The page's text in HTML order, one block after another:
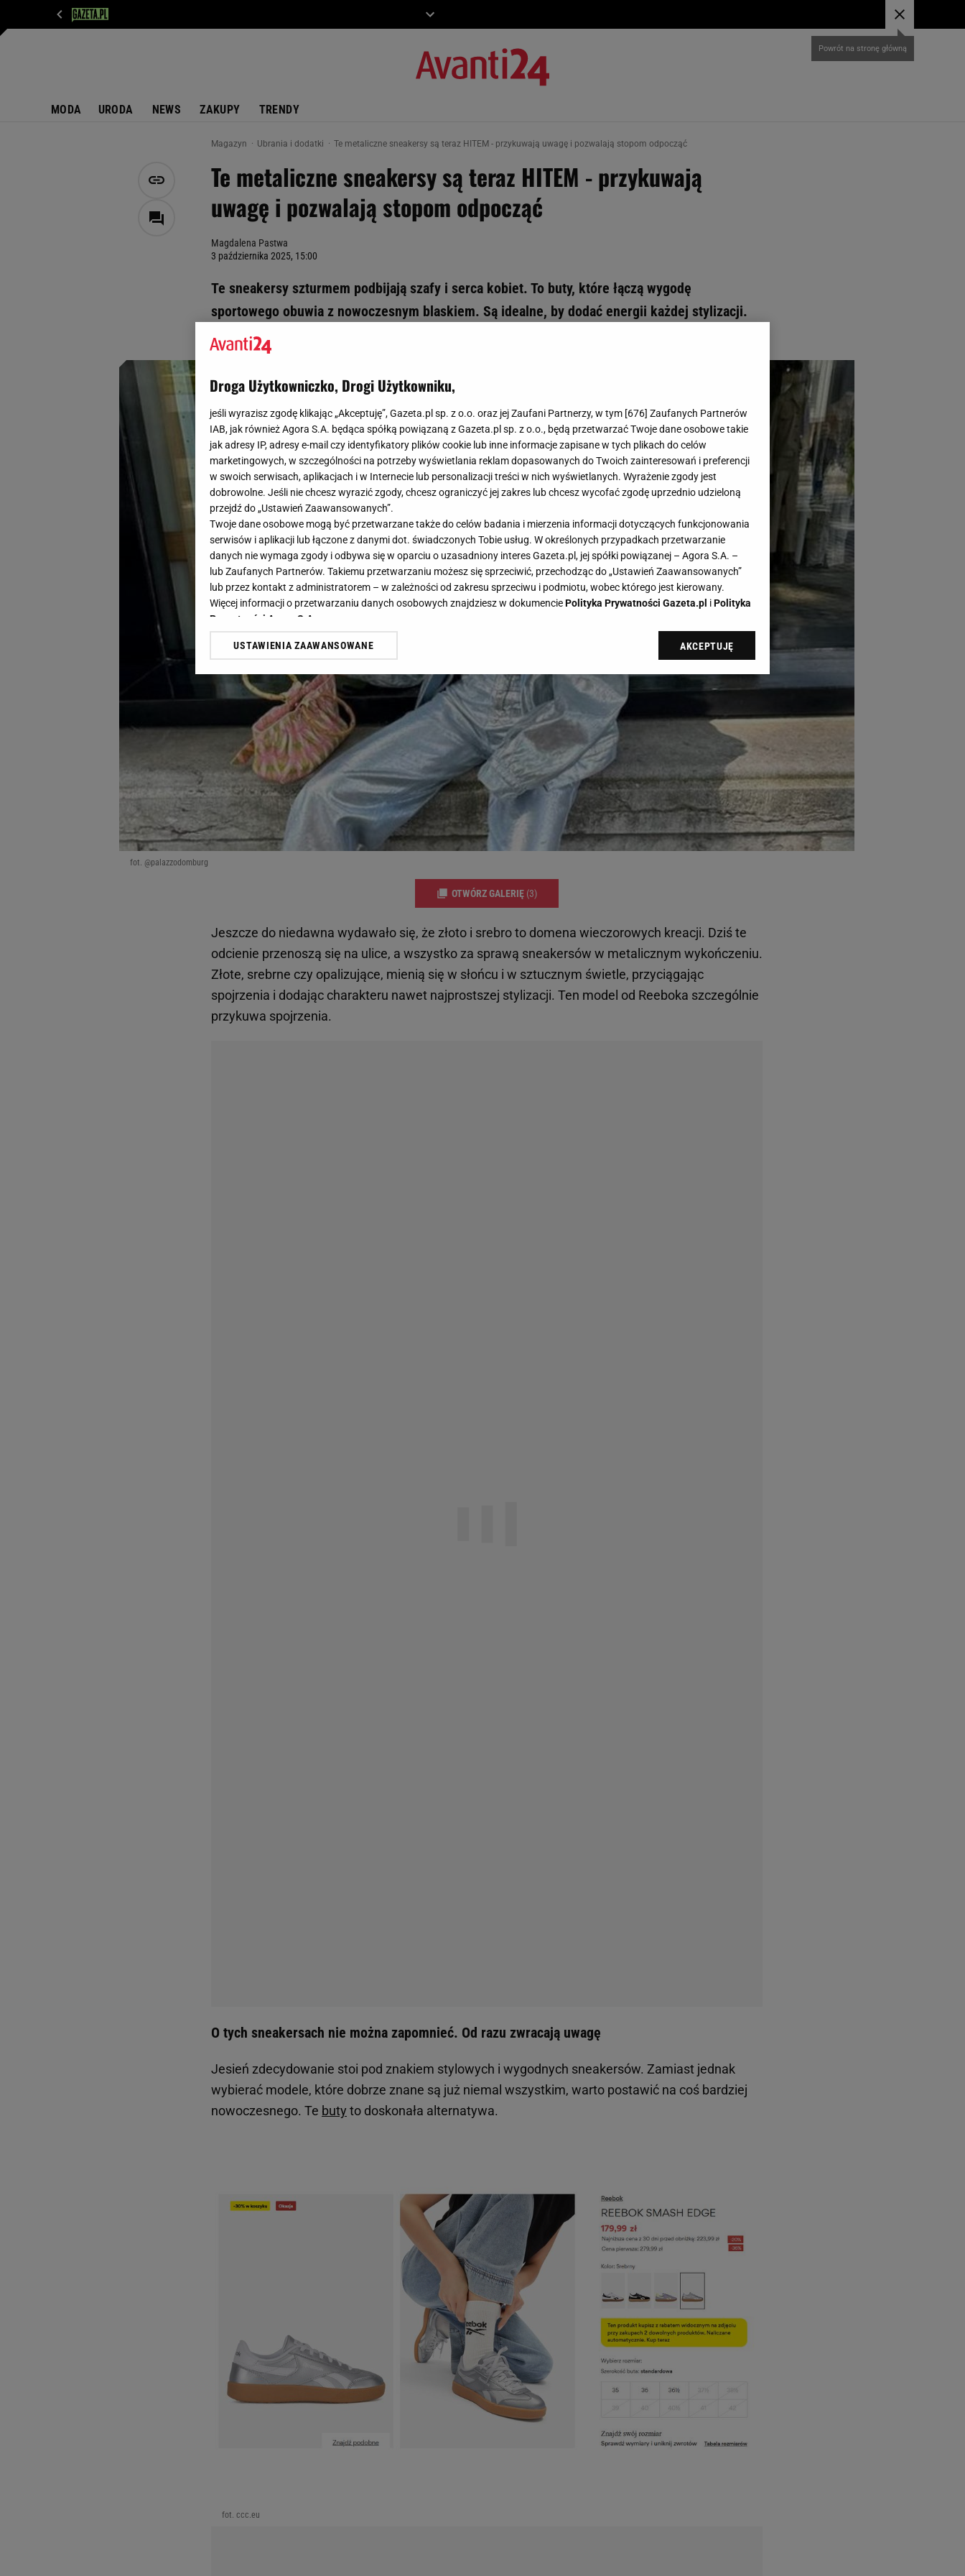
MODA URODA NEWS ZAKUPY TRENDY
Magazyn Ubrania i dodatki Te metaliczne sneakersy są teraz HITEM - przykuwają uwagę i pozwalają stopom odpocząć
Te metaliczne sneakersy są teraz HITEM - przykuwają
uwagę i pozwalają stopom odpocząć
Magdalena Pastwa
3 października 2025, 15:00
Te sneakersy szturmem podbijają szafy i serca kobiet. To buty, które łączą wygodę
sportowego obuwia z nowoczesnym blaskiem. Są idealne, by dodać energii każdej stylizacji.
Nie tylko wyglądają obłędnie, ale też pozwalają stopom odpocząć.
fot. @palazzodomburg
OTWÓRZ GALERIĘ (3)
Jeszcze do niedawna wydawało się, że złoto i srebro to domena wieczorowych kreacji. Dziś te
odcienie przenoszą się na ulice, a wszystko za sprawą sneakersów w metalicznym wykończeniu.
Złote, srebrne czy opalizujące, mienią się w słońcu i w sztucznym świetle, przyciągając
spojrzenia i dodając charakteru nawet najprostszej stylizacji. Ten model od Reeboka szczególnie
przykuwa spojrzenia.
O tych sneakersach nie można zapomnieć. Od razu zwracają uwagę
Jesień zdecydowanie stoi pod znakiem stylowych i wygodnych sneakersów. Zamiast jednak
wybierać modele, które dobrze znane są już niemal wszystkim, warto postawić na coś bardziej
nowoczesnego. Te buty to doskonała alternatywa.
fot. ccc.eu
Droga Użytkowniczko, Drogi Użytkowniku,
jeśli wyrazisz zgodę klikając „Akceptuję”, Gazeta.pl sp. z o.o. oraz jej Zaufani Partnerzy, w tym [676] Zaufanych Partnerów
IAB, jak również Agora S.A. będąca spółką powiązaną z Gazeta.pl sp. z o.o., będą przetwarzać Twoje dane osobowe takie
jak adresy IP, adresy e-mail czy identyfikatory plików cookie lub inne informacje zapisane w tych plikach do celów
marketingowych, w szczególności na potrzeby wyświetlania reklam dopasowanych do Twoich zainteresowań i preferencji
w swoich serwisach, aplikacjach i w Internecie lub personalizacji treści w nich wyświetlanych. Wyrażenie zgody jest
dobrowolne. Jeśli nie chcesz wyrazić zgody, chcesz ograniczyć jej zakres lub chcesz wycofać zgodę uprzednio udzieloną
przejdź do „Ustawień Zaawansowanych”.
Twoje dane osobowe mogą być przetwarzane także do celów badania i mierzenia informacji dotyczących funkcjonowania
serwisów i aplikacji lub łączone z danymi dot. świadczonych Tobie usług. W określonych przypadkach przetwarzanie
danych nie wymaga zgody i odbywa się w oparciu o uzasadniony interes Gazeta.pl, jej spółki powiązanej – Agora S.A. –
lub Zaufanych Partnerów. Takiemu przetwarzaniu możesz się sprzeciwić, przechodząc do „Ustawień Zaawansowanych”
lub przez kontakt z administratorem – w zależności od zakresu sprzeciwu i podmiotu, wobec którego jest kierowany.
Więcej informacji o przetwarzaniu danych osobowych znajdziesz w dokumenciePolityka Prywatności Gazeta.pl iPolityka
Prywatności Agora S.A.
Klikając „Akceptuję” wyrażasz też zgodę na zainstalowanie i przechowywanie plików cookie Gazeta.pl sp. z o.o., jej
dotyczące plików cookie, wywołując narzędzie do zarządzania twoimi preferencjami dot. przetwarzania danych poprzez
odnośnik „Ustawienia prywatności ” w stopce serwisu i przechodząc do „Ustawień Zaawansowanych”. Zmiana ustawień
plików cookie możliwa jest także za pomocą ustawień przeglądarki.
My, nasi Zaufani Partnerzy i Agora S.A. możemy przetwarzać dane osobowe w następujących celach:
Użycie dokładnych danych geolokalizacyjnych. Aktywne skanowanie charakterystyki urządzenia do celów identyfikacji.
Przechowywanie informacji na urządzeniu lub dostęp do nich. Spersonalizowane reklamy i treści, pomiar reklam i treści,
badnie odbiorców i ulepszanie usług.Lista Zaufanych Partnerów
USTAWIENIA ZAAWANSOWANE AKCEPTUJĘ